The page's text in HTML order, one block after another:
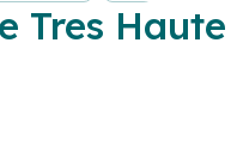
Tres Haute